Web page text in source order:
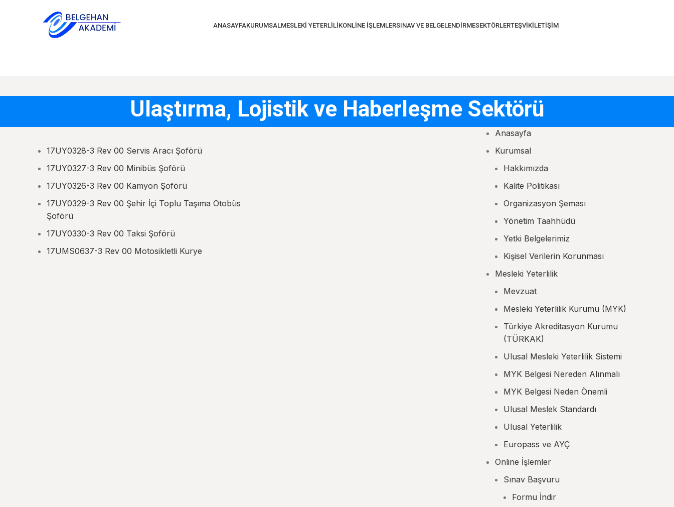
ANASAYFAKURUMSALMESLEKI YETERLILIKONLINE İŞLEMLERSINAV VE BELGELENDIRMESEKTÖRLERTEŞVIKİLETIŞIM
Ulaştırma, Lojistik ve Haberleşme Sektörü
17UY0328-3 Rev 00 Servis Aracı Şoförü
17UY0327-3 Rev 00 Minibüs Şoförü
17UY0326-3 Rev 00 Kamyon Şoförü
17UY0329-3 Rev 00 Şehir İçi Toplu Taşıma Otobüs
Şoförü
17UY0330-3 Rev 00 Taksi Şoförü
17UMS0637-3 Rev 00 Motosikletli Kurye
Anasayfa
Kurumsal
Hakkımızda
Kalite Politikası
Organizasyon Şeması
Yönetim Taahhüdü
Yetki Belgelerimiz
Kişisel Verilerin Korunması
Mesleki Yeterlilik
Mevzuat
Mesleki Yeterlilik Kurumu (MYK)
Türkiye Akreditasyon Kurumu
(TÜRKAK)
Ulusal Mesleki Yeterlilik Sistemi
MYK Belgesi Nereden Alınmalı
MYK Belgesi Neden Önemli
Ulusal Meslek Standardı
Ulusal Yeterlilik
Europass ve AYÇ
Online İşlemler
Sınav Başvuru
Formu İndir